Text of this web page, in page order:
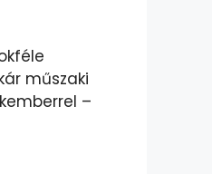
műszaki
–